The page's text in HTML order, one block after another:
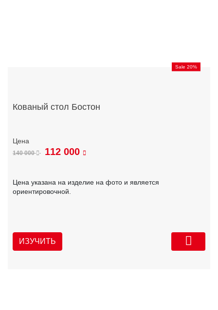
Sale 20%
Кованый стол Бостон
140 000 112 000
Цена указана на изделие на фото и является
ориентировочной.
ИЗУЧИТЬ